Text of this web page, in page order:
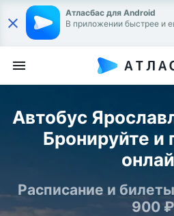
Атласбас для Android
В приложении быстрее и
Автобус
Бронируйте и
Расписание и
900 ₽